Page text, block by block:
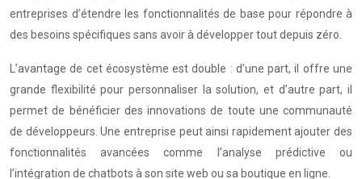
entreprises d’étendre les fonctionnalités de base pour répondre à
des besoins spécifiques sans avoir à développer tout depuis zéro.
L’avantage de cet écosystème est double : d’une part, il offre une
grande flexibilité pour personnaliser la solution, et d’autre part, il
permet de bénéficier des innovations de toute une communauté
de développeurs. Une entreprise peut ainsi rapidement ajouter des
fonctionnalités avancées comme l’analyse prédictive ou
l’intégration de chatbots à son site web ou sa boutique en ligne.